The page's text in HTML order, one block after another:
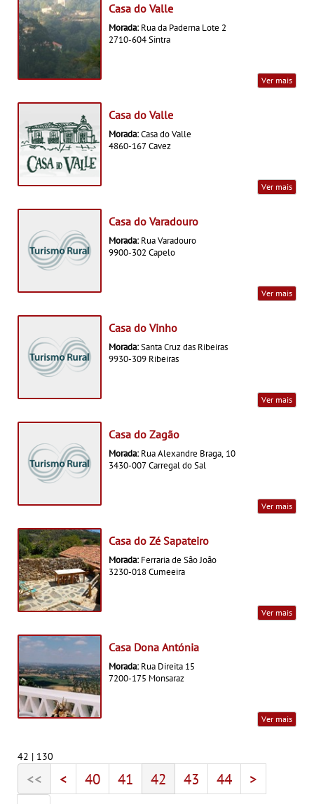
Casa do Valle
Morada: Rua da Paderna Lote 2
2710-604 Sintra
Ver mais
Casa do Valle
Morada:Casa do Valle
4860-167 Cavez
Ver mais
Casa do Varadouro
Morada: Rua Varadouro
9900-302 Capelo
Ver mais
Casa do Vinho
Morada:Santa Cruz das Ribeiras
9930-309 Ribeiras
Ver mais
Casa do Zagão
Morada: Rua Alexandre Braga, 10
3430-007 Carregal do Sal
Ver mais
Casa do Zé Sapateiro
Morada: Ferraria de São João
3230-018 Cumeeira
Ver mais
Casa Dona Antónia
Morada: Rua Direita 15
7200-175 Monsaraz
Ver mais
42 | 130
<< < 40 41 42 43 44
>